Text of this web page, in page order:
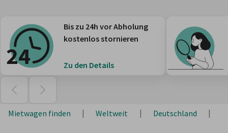
Bis zu 24h vor Abholung
kostenlos stornieren
Zu den Details
Mietwagen finden Weltweit Deutschland